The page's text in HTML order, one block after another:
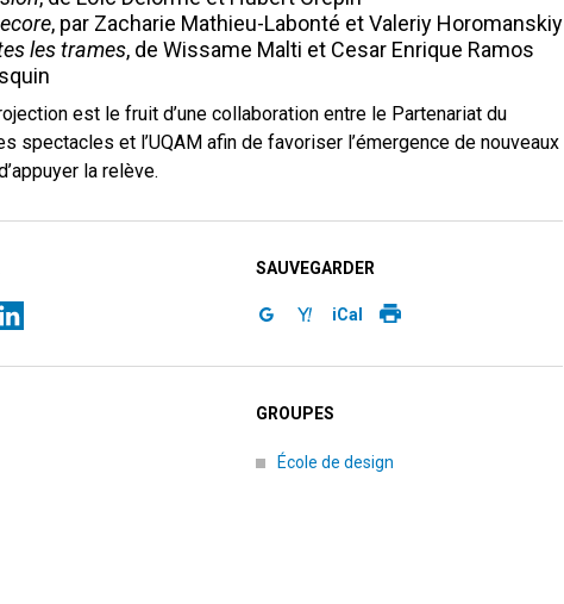
, par Zacharie Mathieu-Labonté et Valeriy Horomanskiy
les trames, de Wissame Malti et Cesar Enrique Ramos
est le fruit d’une collaboration entre le Partenariat du
spectacles et l’UQAM afin de favoriser l’émergence de nouveaux
la relève.
SAUVEGARDER
iCal
GROUPES
École de design